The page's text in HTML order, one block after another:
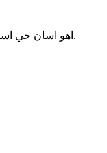
اهو اسان جي اسٽينلیس سٹیل بينڊ ۽ اسان جي اسٽينلیس بينڊنگ اوزارن سان لاڳو ڪيو ويندو آهي.